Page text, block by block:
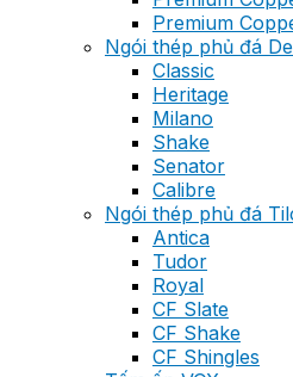
Premium
Ngói thép phủ đá
Classic
Heritage
Milano
Shake
Senator
Calibre
Ngói thép phủ đá
Antica
Tudor
Royal
CF Slate
CF Shake
CF Shingles